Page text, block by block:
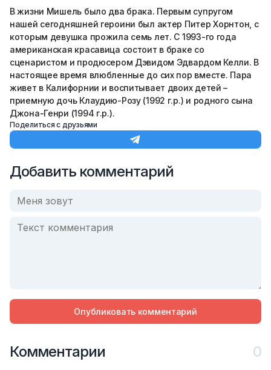
В жизни Мишель было два брака. Первым супругом
нашей сегодняшней героини был актер Питер Хорнтон, с
которым девушка прожила семь лет. С 1993-го года
американская красавица состоит в браке со
сценаристом и продюсером Дэвидом Эдвардом Келли. В
настоящее время влюбленные до сих пор вместе. Пара
живет в Калифорнии и воспитывает двоих детей –
приемную дочь Клаудию-Розу (1992 г.р.) и родного сына
Джона-Генри (1994 г.р.).
Поделиться с друзьями
Добавить комментарий
Опубликовать комментарий
Комментарии 0